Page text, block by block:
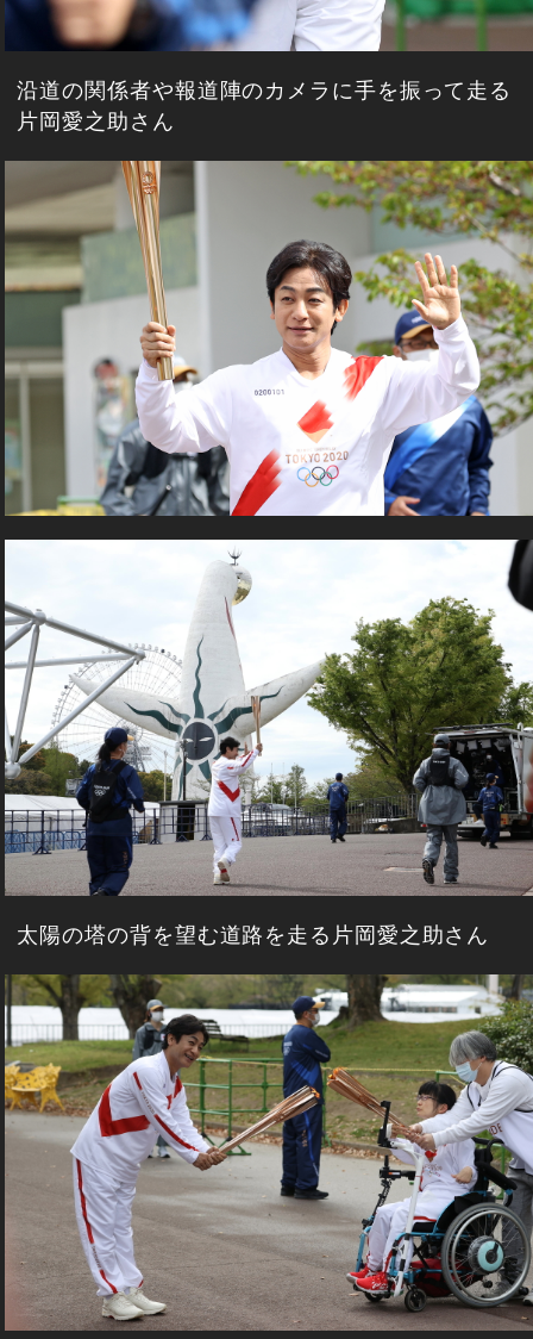
沿道の関係者や報道陣のカメラに手を振って走る
片岡愛之助さん
太陽の塔の背を望む道路を走る片岡愛之助さん